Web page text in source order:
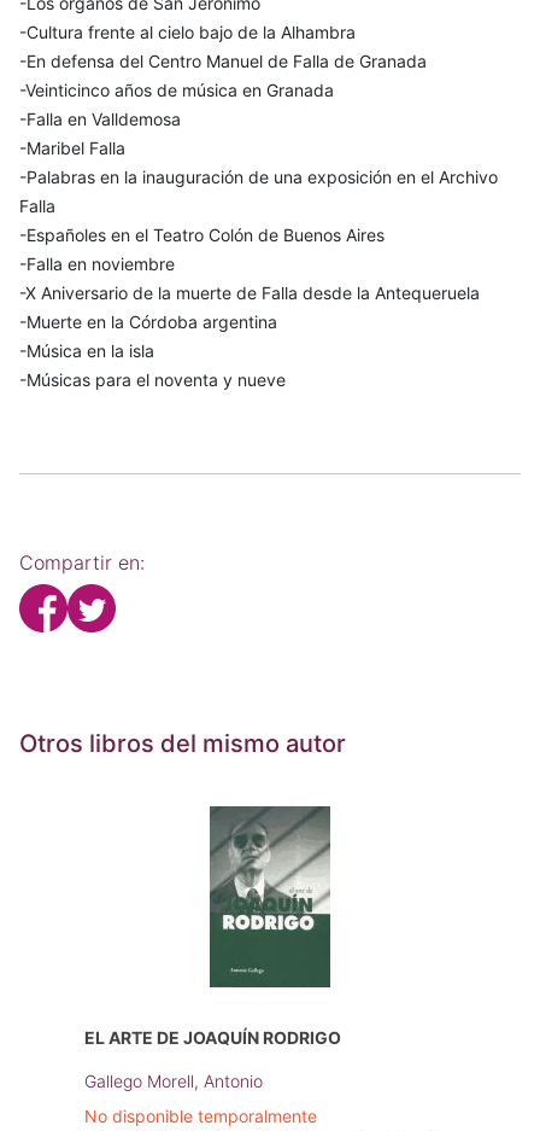
-Cultura frente al cielo bajo de la Alhambra
-En defensa del Centro Manuel de Falla de Granada
-Veinticinco años de música en Granada
-Falla en Valldemosa
-Maribel Falla
-Palabras en la inauguración de una exposición en el Archivo
Falla
-Españoles en el Teatro Colón de Buenos Aires
-Falla en noviembre
-X Aniversario de la muerte de Falla desde la Antequeruela
-Muerte en la Córdoba argentina
-Música en la isla
-Músicas para el noventa y nueve
Compartir en:
Otros libros del mismo autor
EL ARTE DE JOAQUÍN RODRIGO
Gallego Morell, Antonio
No disponible temporalmente